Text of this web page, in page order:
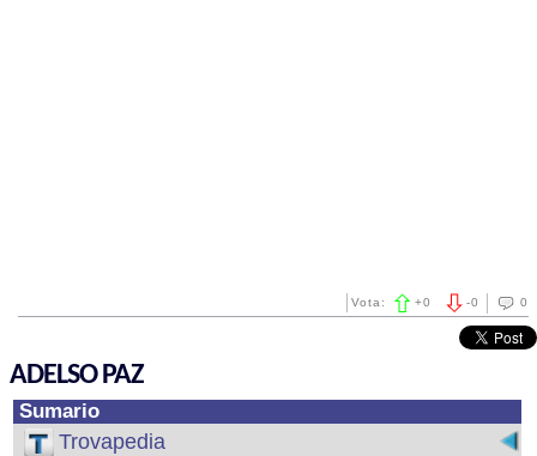
0
-0
Vota: +0
ADELSO PAZ
Sumario
Trovapedia